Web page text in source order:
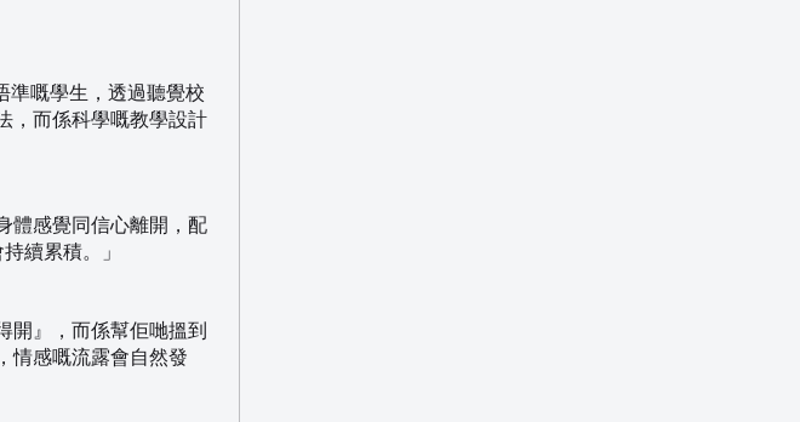
準嘅學生，透過聽覺校
，而係科學嘅教學設計
體感覺同信心離開，配
續累積。」
開』，而係幫佢哋搵到
情感嘅流露會自然發